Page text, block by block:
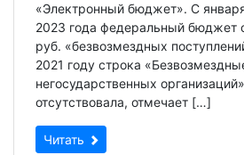
«Электронный бюджет». С
2023 года федеральный бюджет
руб. «безвозмездных
2021 году строка
негосударственных
отсутствовала, отмечает […]
Читать